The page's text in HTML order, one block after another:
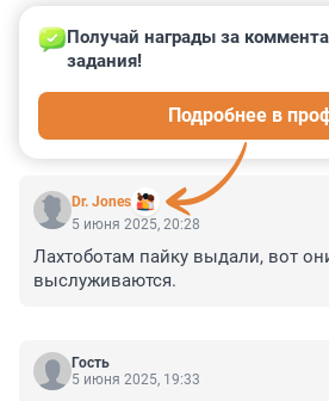
Гость
5 июня 2025, 20:34
вы пошутили, мы посмеялись,
а вы пошутите еще
Dr. Jones
Получай награды за
задания!
Подробнее в
5 июня 2025, 20:28
Лахтоботам пайку выдали, вот
выслуживаются.
Гость
5 июня 2025, 19:33